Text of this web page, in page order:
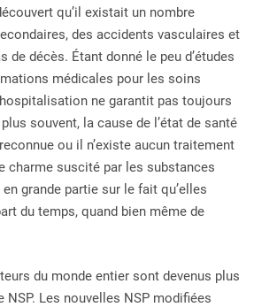
qu’il existait un nombre
des accidents vasculaires et
de décès. Étant donné le peu d’études
médicales pour les soins
hospitalisation ne garantit pas toujours
souvent, la cause de l’état de santé
ou il n’existe aucun traitement
charme suscité par les substances
grande partie sur le fait qu’elles
du temps, quand bien même de
du monde entier sont devenus plus
NSP. Les nouvelles NSP modifiées